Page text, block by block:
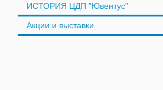
ИСТОРИЯ ЦДП "Ювентус"
Акции и выставки